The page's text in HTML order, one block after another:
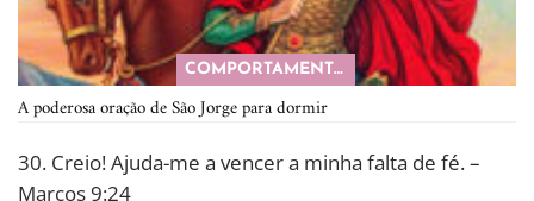
COMPORTAMENTO
A poderosa oração de São Jorge para dormir
30. Creio! Ajuda-me a vencer a minha falta de fé. –
Marcos 9:24